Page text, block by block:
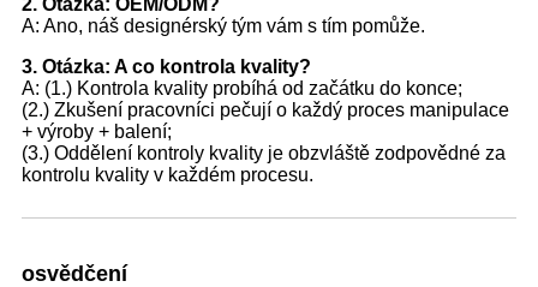
2. Otázka: OEM/ODM?
A: Ano, náš designérský tým vám s tím pomůže.
3. Otázka: A co kontrola kvality?
A: (1.) Kontrola kvality probíhá od začátku do konce;
(2.) Zkušení pracovníci pečují o každý proces manipulace
+ výroby + balení;
(3.) Oddělení kontroly kvality je obzvláště zodpovědné za
kontrolu kvality v každém procesu.
osvědčení